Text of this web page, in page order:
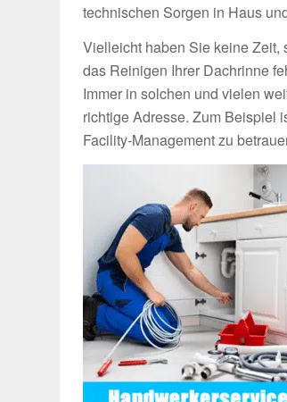
technischen Sorgen in Haus
Vielleicht haben Sie keine Zeit,
das Reinigen Ihrer Dachrinne
Immer in solchen und vielen
richtige Adresse. Zum Beispiel
Facility-Management zu